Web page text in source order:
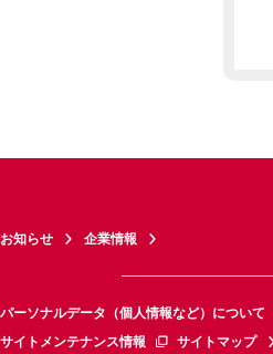
お知らせ 企業情報
パーソナルデータ（個人情報など）について
サイトメンテナンス情報
サイトマップ